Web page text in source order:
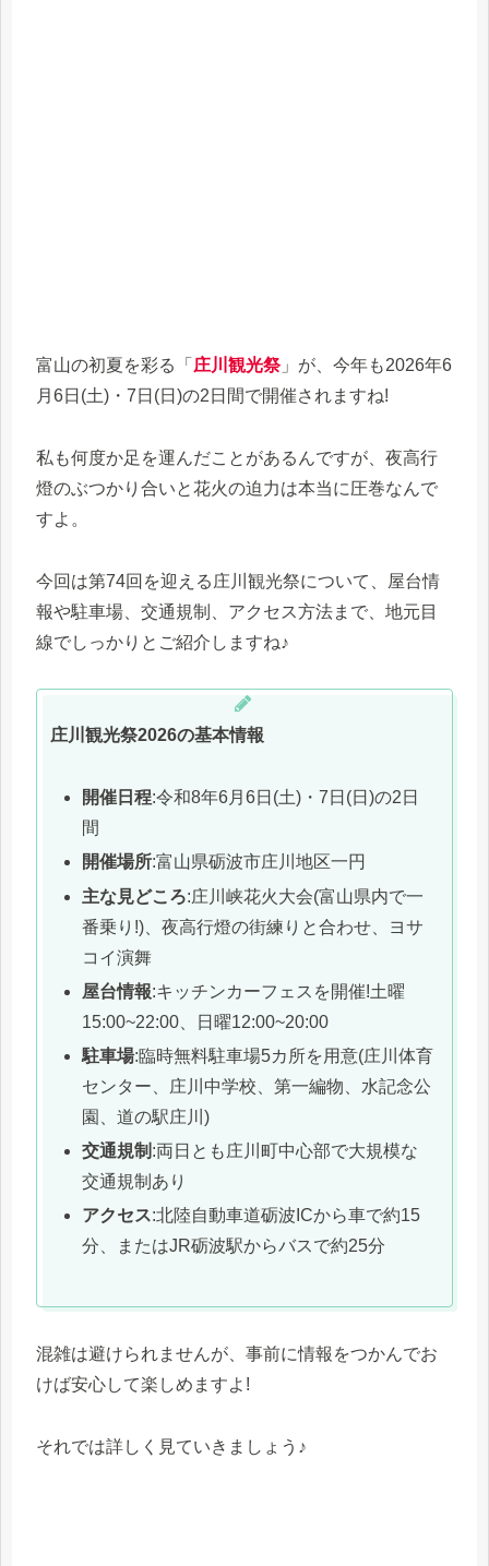
富山の初夏を彩る「 庄川観光祭」が、今年も2026年6
月6日(土)・7日(日)の2日間で開催されますね!
私も何度か足を運んだことがあるんですが、夜高行
燈のぶつかり合いと花火の迫力は本当に圧巻なんで
すよ。
今回は第74回を迎える庄川観光祭について、屋台情
報や駐車場、交通規制、アクセス方法まで、地元目
線でしっかりとご紹介しますね♪
庄川観光祭2026の基本情報
開催日程:令和8年6月6日(土)・7日(日)の2日
間
開催場所:富山県砺波市庄川地区一円
主な見どころ:庄川峡花火大会(富山県内で一
番乗り!)、夜高行燈の街練りと合わせ、ヨサ
コイ演舞
屋台情報:キッチンカーフェスを開催!土曜
15:00~22:00、日曜12:00~20:00
駐車場:臨時無料駐車場5カ所を用意(庄川体育
センター、庄川中学校、第一編物、水記念公
園、道の駅庄川)
交通規制 :両日とも庄川町中心部で大規模な
交通規制あり
アクセス:北陸自動車道砺波ICから車で約15
分、またはJR砺波駅からバスで約25分
混雑は避けられませんが、事前に情報をつかんでお
けば安心して楽しめますよ!
それでは詳しく見ていきましょう♪